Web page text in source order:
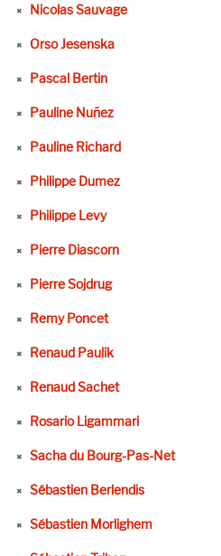
Nicolas Sauvage
Orso Jesenska
Pascal Bertin
Pauline Nuñez
Pauline Richard
Philippe Dumez
Philippe Levy
Pierre Diascorn
Pierre Sojdrug
Remy Poncet
Renaud Paulik
Renaud Sachet
Rosario Ligammari
Sacha du Bourg-Pas-Net
Sébastien Berlendis
Sébastien Morlighem